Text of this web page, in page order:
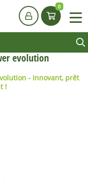
evolution
- Innovant, prêt
!
0